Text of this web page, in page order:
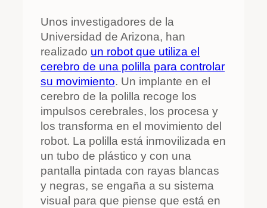
Unos investigadores de la
Universidad de Arizona, han
realizado un robot que utiliza el
cerebro de una polilla para controlar
su movimiento. Un implante en el
cerebro de la polilla recoge los
impulsos cerebrales, los procesa y
los transforma en el movimiento del
robot. La polilla está inmovilizada en
un tubo de plástico y con una
pantalla pintada con rayas blancas
y negras, se engaña a su sistema
visual para que piense que está en